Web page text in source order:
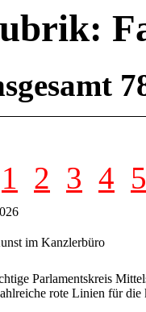
1 2 3 4 5
im Kanzlerbüro
Parlamentskreis
rote Linien für